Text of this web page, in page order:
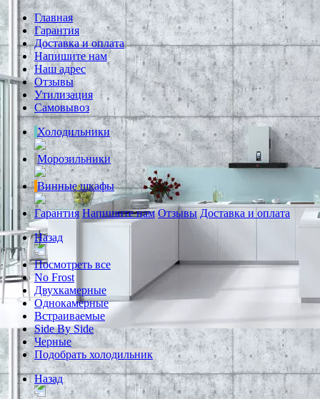
Главная
Гарантия
Доставка и оплата
Напишите нам
Наш адрес
Отзывы
Утилизация
Самовывоз
Холодильники
Морозильники
Винные шкафы
Гарантия Напишите нам Отзывы Доставка и оплата
Назад
Посмотреть все
No Frost
Двухкамерные
Однокамерные
Встраиваемые
Side By Side
Черные
Подобрать холодильник
Назад